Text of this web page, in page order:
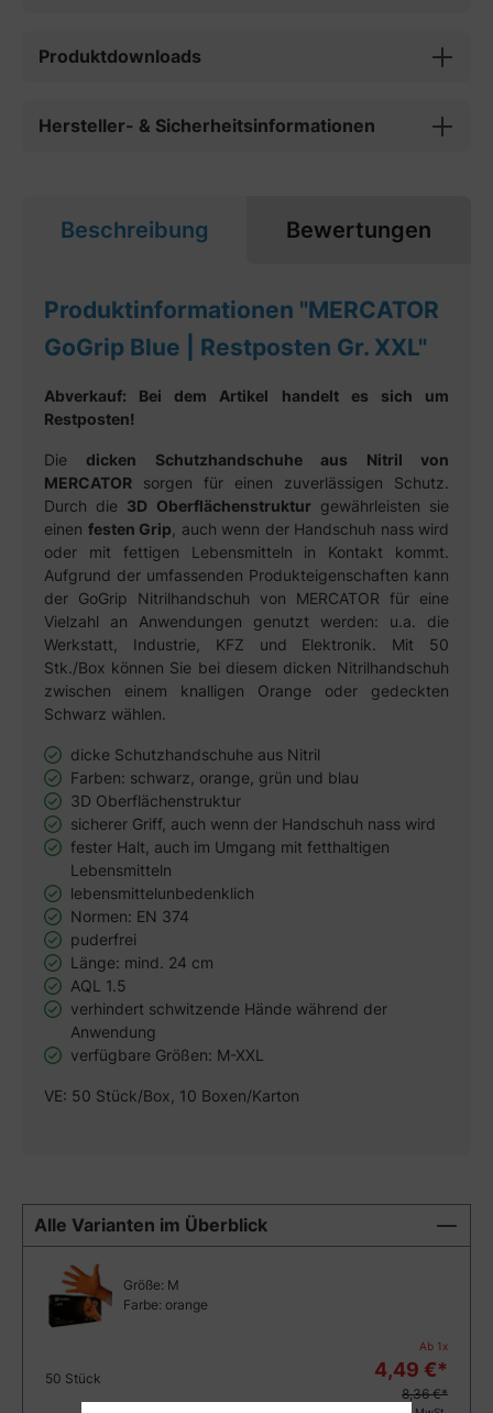
Produktdownloads
Hersteller- & Sicherheitsinformationen
Beschreibung Bewertungen
Produktinformationen "MERCATOR
GoGrip Blue | Restposten Gr. XXL"
Abverkauf: Bei dem Artikel handelt es sich um
Restposten!
Diedicken Schutzhandschuhe aus Nitril von
MERCATOR sorgen für einen zuverlässigen Schutz.
Durch die 3D Oberflächenstrukturgewährleisten sie
einen festen Grip , auch wenn der Handschuh nass wird
oder mit fettigen Lebensmitteln in Kontakt kommt.
Aufgrund der umfassenden Produkteigenschaften kann
der GoGrip Nitrilhandschuh von MERCATOR für eine
Vielzahl an Anwendungen genutzt werden: u.a. die
Werkstatt, Industrie, KFZ und Elektronik. Mit 50
Stk./Box können Sie bei diesem dicken Nitrilhandschuh
zwischen einem knalligen Orange oder gedeckten
Schwarz wählen.
dicke Schutzhandschuhe aus Nitril
Farben: schwarz, orange, grün und blau
3D Oberflächenstruktur
sicherer Griff, auch wenn der Handschuh nass wird
fester Halt, auch im Umgang mit fetthaltigen
Lebensmitteln
lebensmittelunbedenklich
Normen: EN 374
puderfrei
Länge: mind. 24 cm
AQL 1.5
verhindert schwitzende Hände während der
Anwendung
verfügbare Größen: M-XXL
VE: 50 Stück/Box, 10 Boxen/Karton
Alle Varianten im Überblick
Größe: M
Farbe: orange
50 Stück
Ab 1 x
4,49 €*
8,36 €*